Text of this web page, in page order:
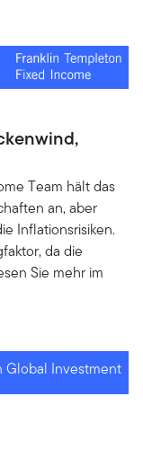
Team hält das
an, aber
Inflationsrisiken.
da die
Sie mehr im